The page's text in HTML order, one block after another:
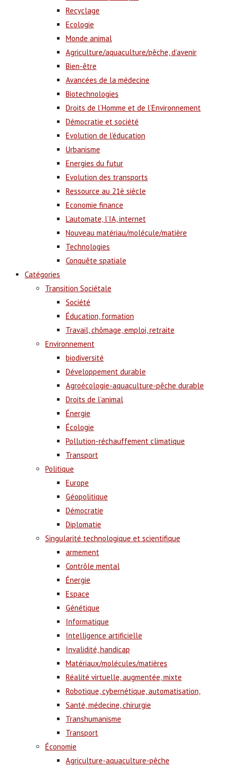
Recyclage
Ecologie
Monde animal
Agriculture/aquaculture/pêche, d’avenir
Bien-être
Avancées de la médecine
Biotechnologies
Droits de l’Homme et de l’Environnement
Démocratie et société
Evolution de l’éducation
Urbanisme
Energies du futur
Evolution des transports
Ressource au 21è siècle
Economie finance
L’automate, l’IA, internet
Nouveau matériau/molécule/matière
Technologies
Conquête spatiale
Catégories
Transition Sociétale
Société
Éducation, formation
Travail, chômage, emploi, retraite
Environnement
biodiversité
Développement durable
Agroécologie-aquaculture-pêche durable
Droits de l’animal
Énergie
Écologie
Pollution-réchauffement climatique
Transport
Politique
Europe
Géopolitique
Démocratie
Diplomatie
Singularité technologique et scientifique
armement
Contrôle mental
Énergie
Espace
Génétique
Informatique
Intelligence artificielle
Invalidité, handicap
Matériaux/molécules/matières
Réalité virtuelle, augmentée, mixte
Robotique, cybernétique, automatisation,
Santé, médecine, chirurgie
Transhumanisme
Transport
Économie
Agriculture-aquaculture-pêche